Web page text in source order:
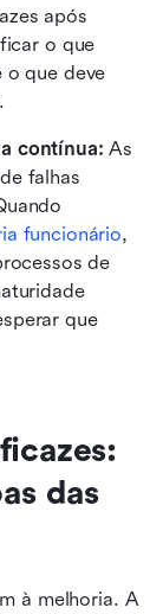
o que
o que deve
contínua: As
falhas
funcionário,
de
que
das
à melhoria. A